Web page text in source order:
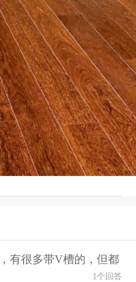
有很多带V槽的，但都
1个回答